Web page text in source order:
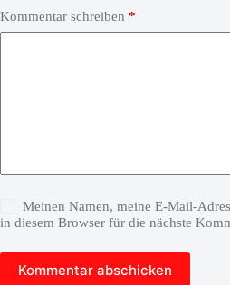
Kommentar schreiben *
Meinen Namen, meine E-Mail-
in diesem Browser für die nächste
Kommentar abschicken